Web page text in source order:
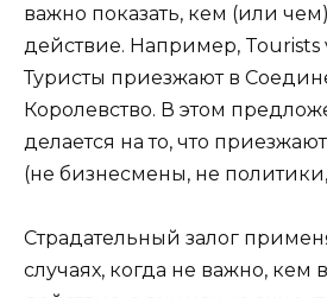
важно показать, кем (или
действие. Например, Tourists
Туристы приезжают в
Королевство. В этом
делается на то, что
(не бизнесмены, не политики,
Страдательный залог
случаях, когда не важно, кем